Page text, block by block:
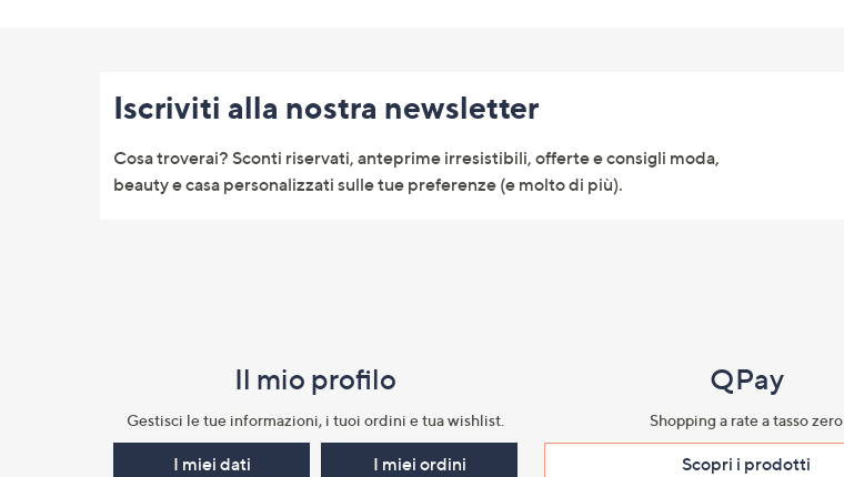
informazioni
Iscriviti alla nostra newsletter
Cosa troverai? Sconti riservati, anteprime irresistibili, offerte e consigli moda,
beauty e casa personalizzati sulle tue preferenze (e molto di più).
Il mio profilo​
Gestisci le tue informazioni, i tuoi ordini e tua wishlist.​
I miei dati I miei ordini
QPay
Shopping a rate a tasso zero​
Scopri i prodotti​